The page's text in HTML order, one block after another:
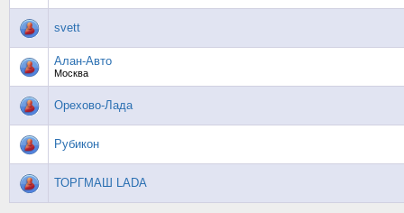
svett
Алан-Авто
Москва
Орехово-Лада
Рубикон
ТОРГМАШ LADA